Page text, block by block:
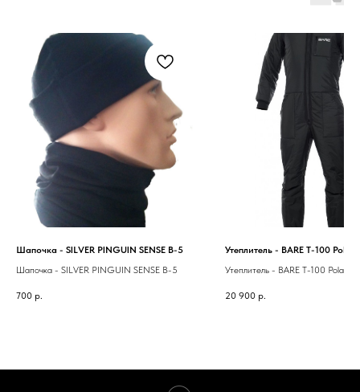
Шапочка - SILVER PINGUIN SENSE B-5
Шапочка - SILVER PINGUIN SENSE B-5
700 р.
Утеплитель - BARE T-100
Утеплитель - BARE T-100
20 900 р.